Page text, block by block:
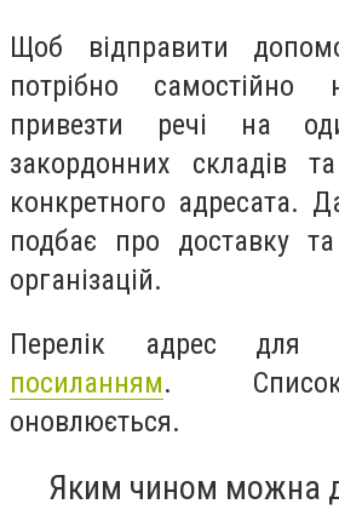
Щоб відправити
потрібно самостійно
привезти речі на
закордонних складів
конкретного адресата.
подбає про доставку
організацій.
Перелік адрес для
посиланням.
оновлюється.
Яким чином можна